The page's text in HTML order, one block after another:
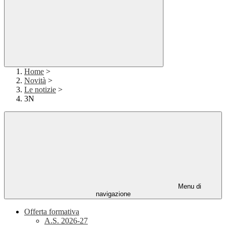
Home >
Novità >
Le notizie >
3N
Menu di
navigazione
Offerta formativa
A.S. 2026-27